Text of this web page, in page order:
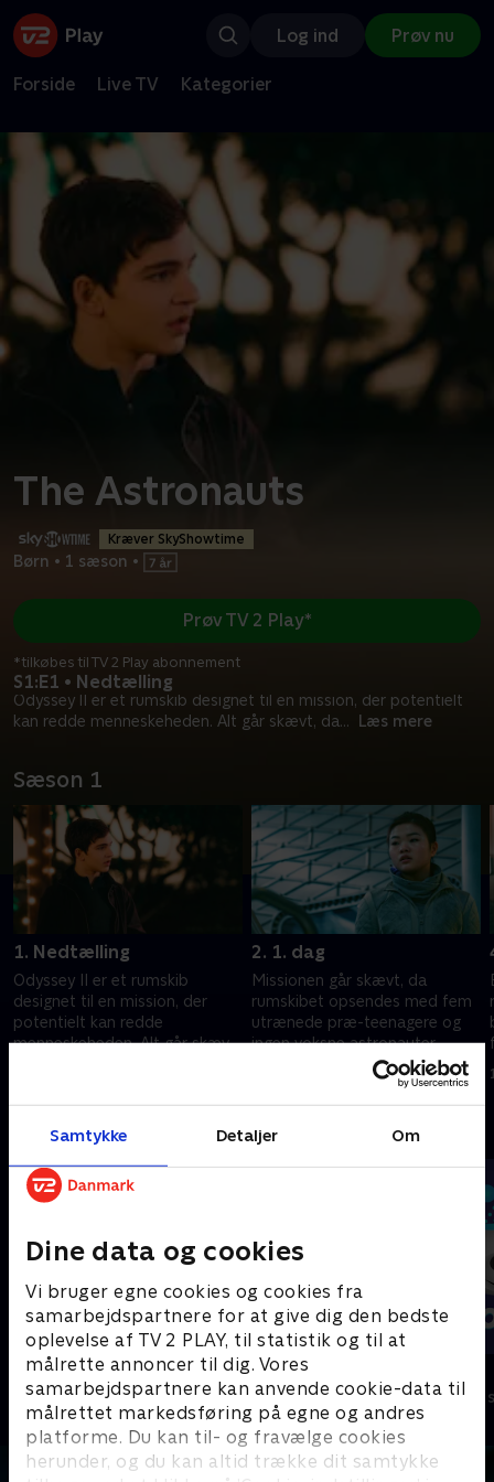
Samtykke Detaljer Om
Dine data og cookies
Vi bruger egne cookies og cookies fra
samarbejdspartnere for at give dig den bedste
oplevelse af TV 2 PLAY, til statistik og til at
målrette annoncer til dig. Vores
samarbejdspartnere kan anvende cookie-data til
målrettet markedsføring på egne og andres
platforme. Du kan til- og fravælge cookies
herunder, og du kan altid trække dit samtykke
Log ind Prøv nu
Forside Live TV Kategorier
The Astronauts
Kræver SkyShowtime
Børn • 1 sæson •
S1:E1 • Nedtælling
Odyssey II er et rumskib designet til en mission, der potentielt
kan redde menneskeheden. Alt går skævt, da... Læs mere
Prøv TV 2 Play*
*tilkøbes til TV 2 Play abonnement
Sæson 1
1. Nedtælling
Odyssey II er et rumskib
designet til en mission, der
potentielt kan redde
menneskeheden. Alt går skævt,
2. 1. dag
Missionen går skævt, da
rumskibet opsendes med fem
utrænede præ-teenagere og
ingen voksne astronauter
Andre så også
Vicke Viking
Børneserier • 1 sæsoner Børneserier • 1